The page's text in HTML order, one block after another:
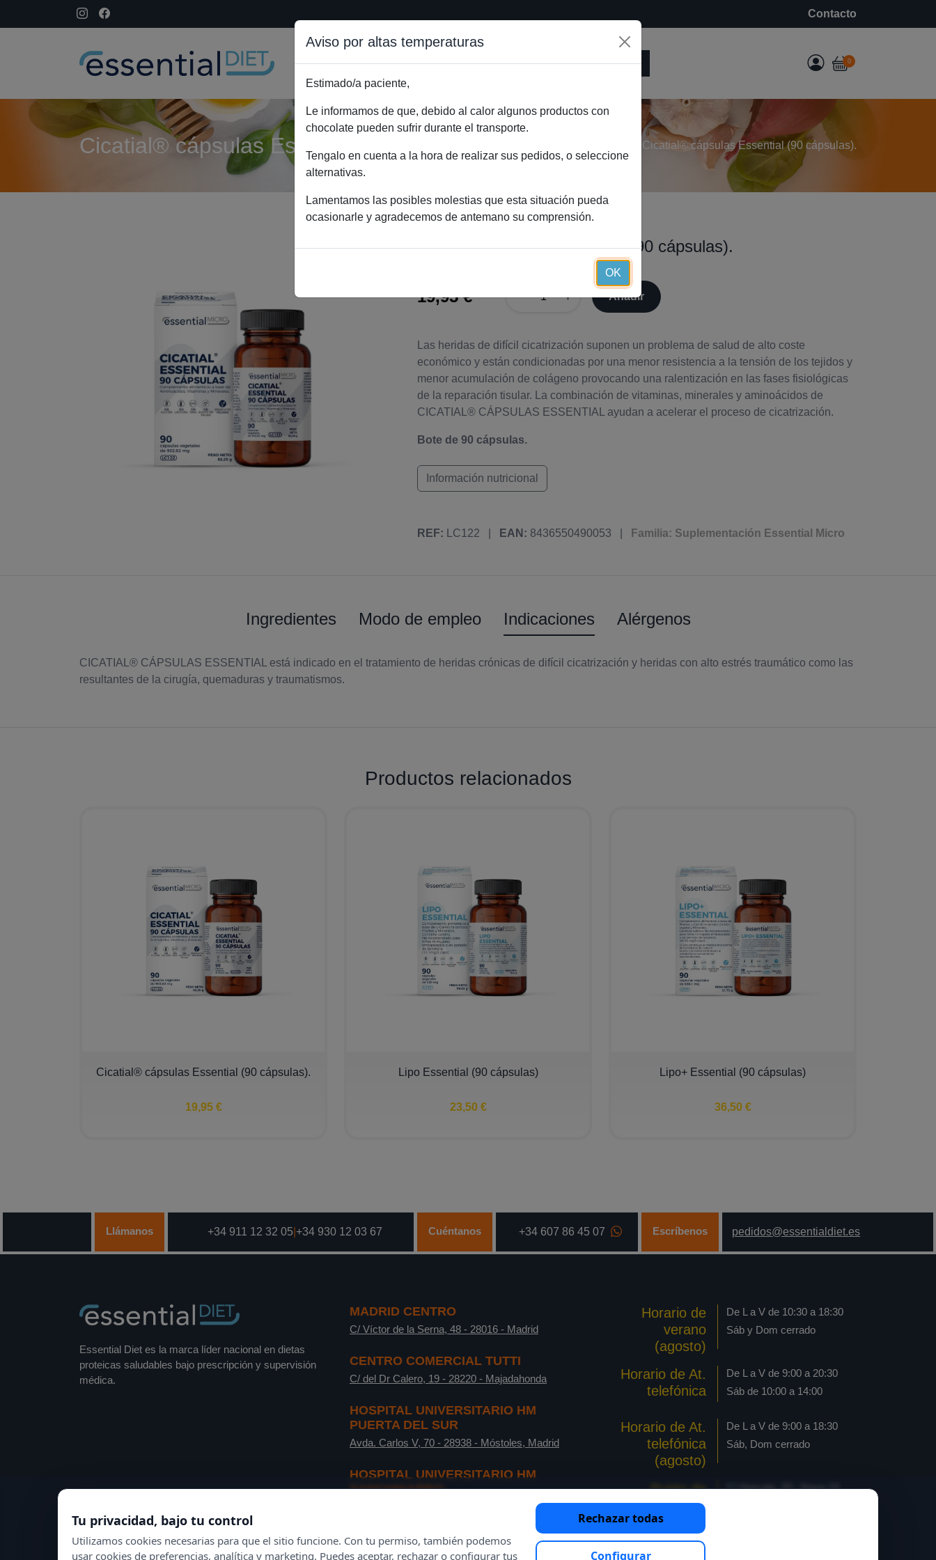
Contacto
Inicio Método Essential Blog Tienda online 0
Cicatial® cápsulas Essential (90 cápsulas). Cicatial® cápsulas Essential (90 cápsulas).
Cicatial® cápsulas Essential (90 cápsulas).
19,95 € − + Añadir
Las heridas de difícil cicatrización suponen un problema de salud de alto coste
económico y están condicionadas por una menor resistencia a la tensión de los tejidos y
menor acumulación de colágeno provocando una ralentización en las fases fisiológicas
de la reparación tisular. La combinación de vitaminas, minerales y aminoácidos de
CICATIAL® CÁPSULAS ESSENTIAL ayudan a acelerar el proceso de cicatrización.
Bote de 90 cápsulas.
Información nutricional
REF: LC122 EAN: 8436550490053 Familia: Suplementación Essential Micro
Ingredientes Modo de empleo Indicaciones Alérgenos
CICATIAL® CÁPSULAS ESSENTIAL está indicado en el tratamiento de heridas crónicas de difícil cicatrización y heridas con alto estrés traumático como las
resultantes de la cirugía, quemaduras y traumatismos.
Productos relacionados
Cicatial® cápsulas Essential (90 cápsulas).
19,95 €
Lipo Essential (90 cápsulas)
23,50 €
Lipo+ Essential (90 cápsulas)
36,50 €
Llámanos +34 911 12 32 05 +34 930 12 03 67 Cuéntanos +34 607 86 45 07 Escríbenos pedidos@essentialdiet.es
Essential Diet es la marca líder nacional en dietas
proteicas saludables bajo prescripción y supervisión
médica.
MADRID CENTRO
C/ Víctor de la Serna, 48 - 28016 - Madrid
CENTRO COMERCIAL TUTTI
C/ del Dr Calero, 19 - 28220 - Majadahonda
HOSPITAL UNIVERSITARIO HM
PUERTA DEL SUR
Avda. Carlos V, 70 - 28938 - Móstoles, Madrid
HOSPITAL UNIVERSITARIO HM
SANCHINARRO
Horario de
verano
(agosto)
De L a V de 10:30 a 18:30
Sáb y Dom cerrado
Horario de At.
telefónica
De L a V de 9:00 a 20:30
Sáb de 10:00 a 14:00
Horario de At.
telefónica
(agosto)
De L a V de 9:00 a 18:30
Sáb, Dom cerrado
Punto de
recogida
pedido online
Pinto
C/ Horcajo, 20 - Nave 23
Tu privacidad, bajo tu control
Utilizamos cookies necesarias para que el sitio funcione. Con tu permiso, también podemos
usar cookies de preferencias, analítica y marketing. Puedes aceptar, rechazar o configurar tus
Rechazar todas
Configurar
Aviso por altas temperaturas
Estimado/a paciente,
Le informamos de que, debido al calor algunos productos con
chocolate pueden sufrir durante el transporte.
Tengalo en cuenta a la hora de realizar sus pedidos, o seleccione
alternativas.
Lamentamos las posibles molestias que esta situación pueda
ocasionarle y agradecemos de antemano su comprensión.
OK